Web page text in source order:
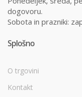
dogovoru.
Sobota in prazniki:
Splošno
O trgovini
Kontakt